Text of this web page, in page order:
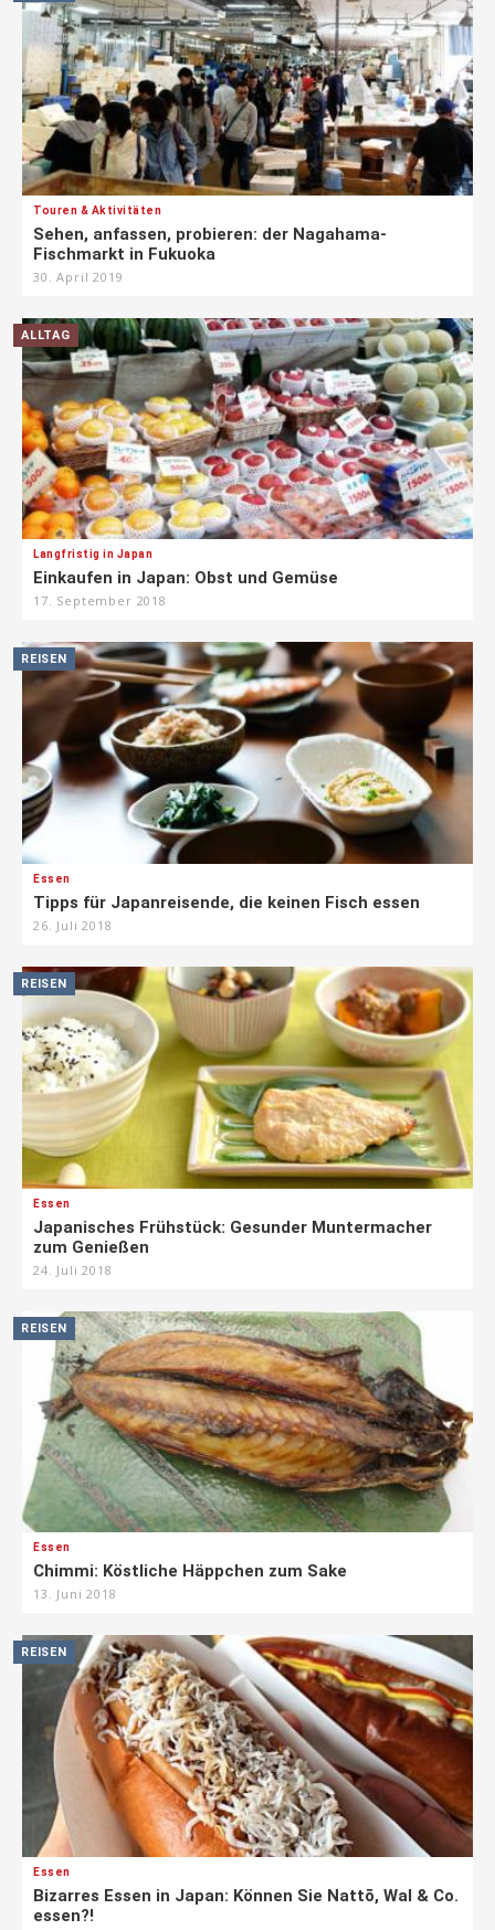
Touren & Aktivitäten
Sehen, anfassen, probieren: der Nagahama-
Fischmarkt in Fukuoka
30. April 2019
ALLTAG
Langfristig in Japan
Einkaufen in Japan: Obst und Gemüse
17. September 2018
REISEN
Essen
Tipps für Japanreisende, die keinen Fisch essen
26. Juli 2018
REISEN
Essen
Japanisches Frühstück: Gesunder Muntermacher
zum Genießen
24. Juli 2018
REISEN
Essen
Chimmi: Köstliche Häppchen zum Sake
13. Juni 2018
REISEN
Essen
Bizarres Essen in Japan: Können Sie Nattō, Wal & Co.
essen?!